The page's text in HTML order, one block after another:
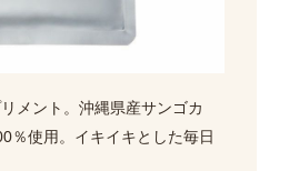
メント。沖縄県産サンゴカ
％使用。イキイキとした毎日